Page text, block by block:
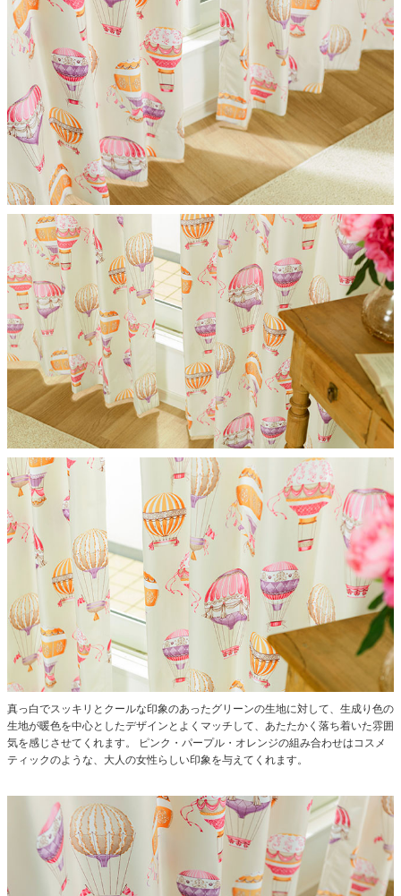
真っ白でスッキリとクールな印象のあったグリーンの生地に対して、生成り色の
生地が暖色を中心としたデザインとよくマッチして、あたたかく落ち着いた雰囲
気を感じさせてくれます。
ピンク・パープル・オレンジの組み合わせはコスメ
ティックのような、大人の女性らしい印象を与えてくれます。